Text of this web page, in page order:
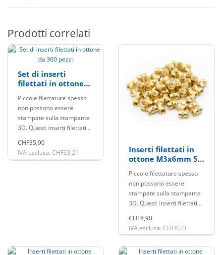
Prodotti correlati
Set di inserti
filettati in ottone
Piccole filettature spesso
non possono essere
stampate sulla stampante
3D. Questi inserti filettati ..
CHF35,90
IVA esclusa: CHF33,21
Inserti filettati in
ottone M3x6mm 50
Piccole filettature spesso
non possono essere
stampate sulla stampante
3D. Questi inserti filettati ..
CHF8,90
IVA esclusa: CHF8,23